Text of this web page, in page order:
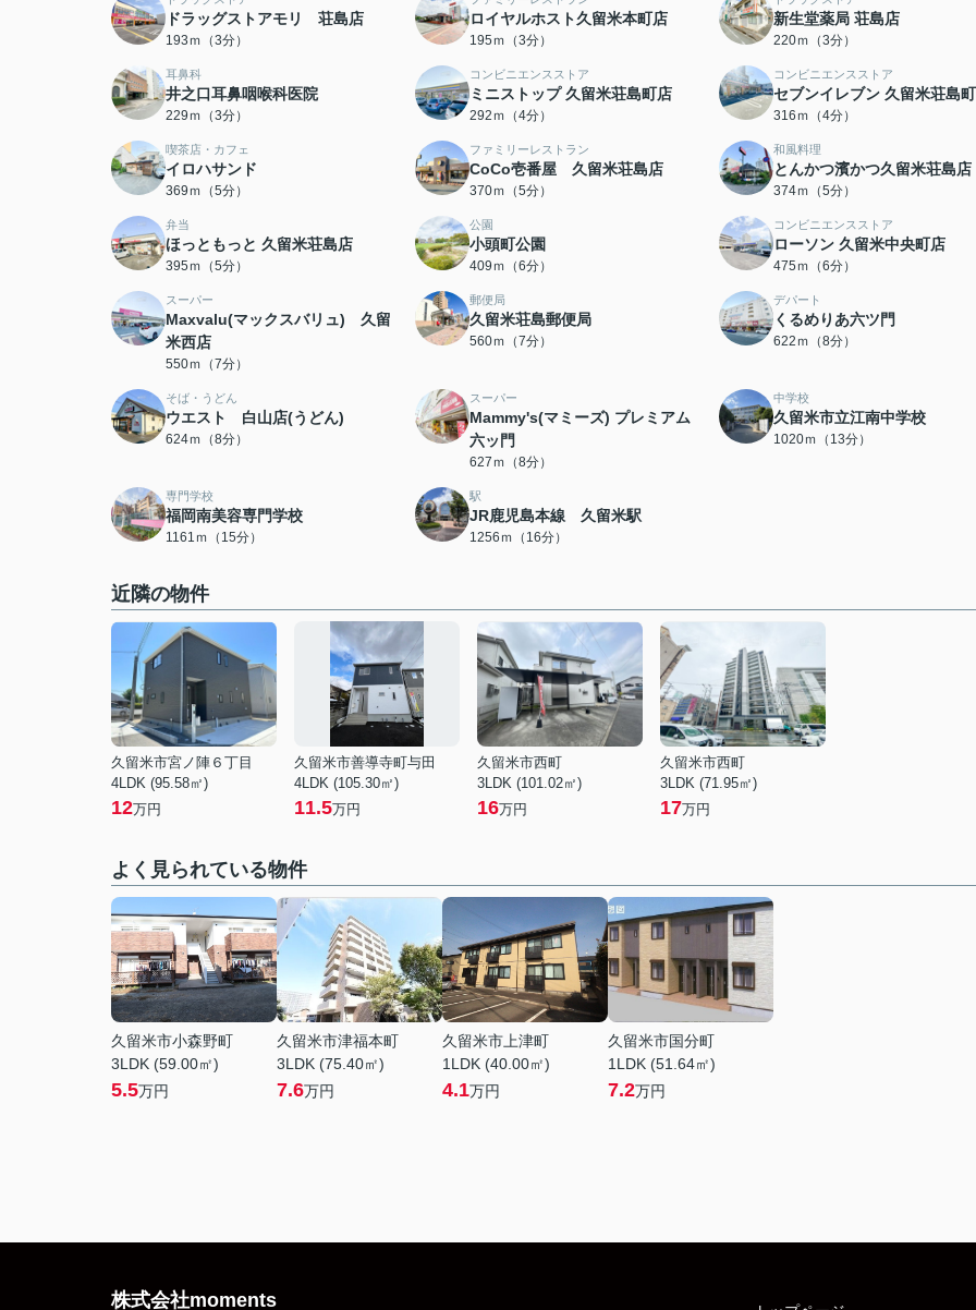
ドラッグストアモリ 荘島店
193ｍ（3分）
ロイヤルホスト久留米本町店
195ｍ（3分）
新生堂薬局 荘島店
220ｍ（3分）
耳鼻科
井之口耳鼻咽喉科医院
229ｍ（3分）
コンビニエンスストア
ミニストップ 久留米荘島町店
292ｍ（4分）
コンビニエンスストア
セブンイレブン 久留米荘島
316ｍ（4分）
喫茶店・カフェ
イロハサンド
369ｍ（5分）
ファミリーレストラン
CoCo壱番屋 久留米荘島店
370ｍ（5分）
和風料理
とんかつ濱かつ久留米荘島店
374ｍ（5分）
弁当
ほっともっと 久留米荘島店
395ｍ（5分）
公園
小頭町公園
409ｍ（6分）
コンビニエンスストア
ローソン 久留米中央町店
475ｍ（6分）
スーパー
Maxvalu(マックスバリュ) 久留
米西店
550ｍ（7分）
郵便局
久留米荘島郵便局
560ｍ（7分）
デパート
くるめりあ六ツ門
622ｍ（8分）
そば・うどん
ウエスト 白山店(うどん)
624ｍ（8分）
スーパー
Mammy's(マミーズ) プレミアム
六ッ門
627ｍ（8分）
中学校
久留米市立江南中学校
1020ｍ（13分）
専門学校
福岡南美容専門学校
1161ｍ（15分）
駅
JR鹿児島本線 久留米駅
1256ｍ（16分）
近隣の物件
久留米市宮ノ陣６丁目
4LDK (95.58㎡)
12万円
久留米市善導寺町与田
4LDK (105.30㎡)
11.5万円
久留米市西町
3LDK (101.02㎡)
16万円
久留米市西町
3LDK (71.95㎡)
17万円
よく見られている物件
久留米市小森野町
3LDK (59.00㎡)
5.5万円
久留米市津福本町
3LDK (75.40㎡)
7.6万円
久留米市上津町
1LDK (40.00㎡)
4.1万円
久留米市国分町
1LDK (51.64㎡)
7.2万円
株式会社moments